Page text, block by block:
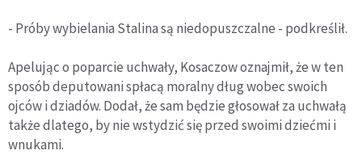
- Próby wybielania Stalina są niedopuszczalne - podkreślił.
Apelując o poparcie uchwały, Kosaczow oznajmił, że w ten
sposób deputowani spłacą moralny dług wobec swoich
ojców i dziadów. Dodał, że sam będzie głosował za uchwałą
także dlatego, by nie wstydzić się przed swoimi dziećmi i
wnukami.